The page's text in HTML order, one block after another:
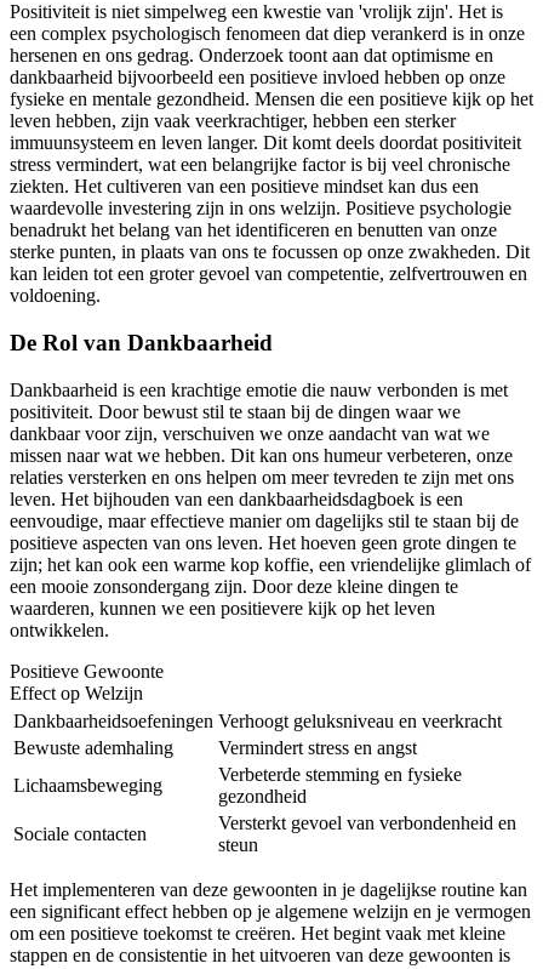
Positiviteit is niet simpelweg een kwestie van 'vrolijk zijn'. Het is
een complex psychologisch fenomeen dat diep verankerd is in onze
hersenen en ons gedrag. Onderzoek toont aan dat optimisme en
dankbaarheid bijvoorbeeld een positieve invloed hebben op onze
fysieke en mentale gezondheid. Mensen die een positieve kijk op het
leven hebben, zijn vaak veerkrachtiger, hebben een sterker
immuunsysteem en leven langer. Dit komt deels doordat positiviteit
stress vermindert, wat een belangrijke factor is bij veel chronische
ziekten. Het cultiveren van een positieve mindset kan dus een
waardevolle investering zijn in ons welzijn. Positieve psychologie
benadrukt het belang van het identificeren en benutten van onze
sterke punten, in plaats van ons te focussen op onze zwakheden. Dit
kan leiden tot een groter gevoel van competentie, zelfvertrouwen en
voldoening.
De Rol van Dankbaarheid
Dankbaarheid is een krachtige emotie die nauw verbonden is met
positiviteit. Door bewust stil te staan bij de dingen waar we
dankbaar voor zijn, verschuiven we onze aandacht van wat we
missen naar wat we hebben. Dit kan ons humeur verbeteren, onze
relaties versterken en ons helpen om meer tevreden te zijn met ons
leven. Het bijhouden van een dankbaarheidsdagboek is een
eenvoudige, maar effectieve manier om dagelijks stil te staan bij de
positieve aspecten van ons leven. Het hoeven geen grote dingen te
zijn; het kan ook een warme kop koffie, een vriendelijke glimlach of
een mooie zonsondergang zijn. Door deze kleine dingen te
waarderen, kunnen we een positievere kijk op het leven
ontwikkelen.
Positieve Gewoonte
Effect op Welzijn
Dankbaarheidsoefeningen Verhoogt geluksniveau en veerkracht
Bewuste ademhaling
Vermindert stress en angst
Lichaamsbeweging
Verbeterde stemming en fysieke
gezondheid
Sociale contacten
Versterkt gevoel van verbondenheid en
steun
Het implementeren van deze gewoonten in je dagelijkse routine kan
een significant effect hebben op je algemene welzijn en je vermogen
om een positieve toekomst te creëren. Het begint vaak met kleine
stappen en de consistentie in het uitvoeren van deze gewoonten is